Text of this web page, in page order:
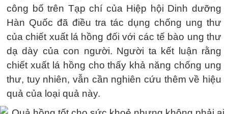
công bố trên Tạp chí của Hiệp hội Dinh dưỡng
Hàn Quốc đã điều tra tác dụng chống ung thư
của chiết xuất lá hồng đối với các tế bào ung thư
dạ dày của con người. Người ta kết luận rằng
chiết xuất lá hồng cho thấy khả năng chống ung
thư, tuy nhiên, vẫn cần nghiên cứu thêm về hiệu
quả của loại quả này.